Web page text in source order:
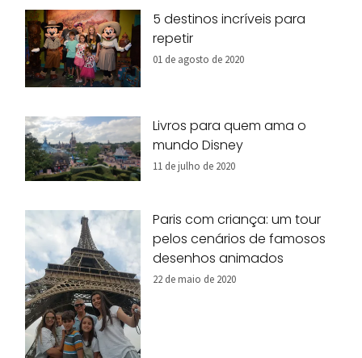
5 destinos incríveis para
repetir
01 de agosto de 2020
Livros para quem ama o
mundo Disney
11 de julho de 2020
Paris com criança: um tour
pelos cenários de famosos
desenhos animados
22 de maio de 2020